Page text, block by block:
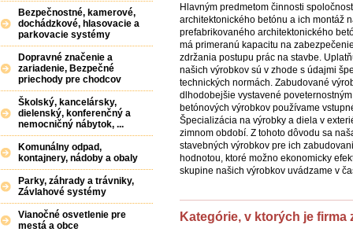
Hlavným predmetom činnosti
architektonického betónu a ich montáž
prefabrikovaného architektonického
má primeranú kapacitu na
zdržania postupu prác na stavbe.
našich výrobkov sú v zhode s údajmi
technických normách. Zabudované
dlhodobejšie vystavené
betónových výrobkov používame
Špecializácia na výrobky a diela v
zimnom období. Z tohoto dôvodu sa
stavebných výrobkov pre ich
hodnotou, ktoré možno ekonomicky
skupine našich výrobkov uvádzame v
Kategórie, v ktorých je firma
Bezpečnostné, kamerové,
dochádzkové, hlasovacie a
parkovacie systémy
Dopravné značenie a
zariadenie, Bezpečné
priechody pre chodcov
Školský, kancelársky,
dielenský, konferenčný a
nemocničný nábytok, ...
Komunálny odpad,
kontajnery, nádoby a obaly
Parky, záhrady a trávniky,
Závlahové systémy
Vianočné osvetlenie pre
mestá a obce